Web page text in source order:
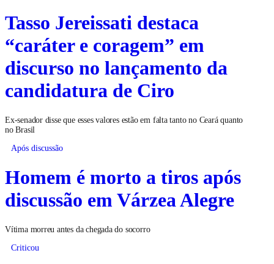
Tasso Jereissati destaca
“caráter e coragem” em
discurso no lançamento da
candidatura de Ciro
Ex-senador disse que esses valores estão em falta tanto no Ceará quanto
no Brasil
Após discussão
Homem é morto a tiros após
discussão em Várzea Alegre
Vítima morreu antes da chegada do socorro
Criticou